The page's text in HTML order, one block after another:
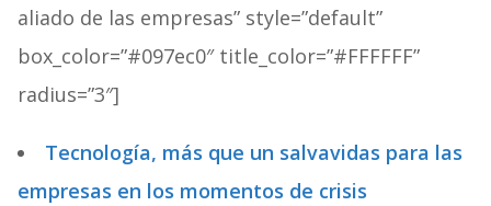
aliado de las empresas” style=”default”
box_color=”#097ec0″ title_color=”#FFFFFF”
radius=”3″]
Tecnología, más que un salvavidas para las
empresas en los momentos de crisis